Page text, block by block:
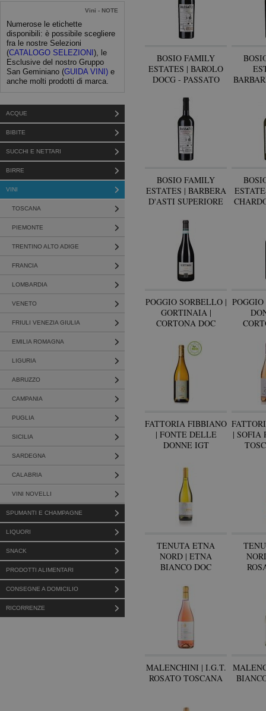
Vini - NOTE
Numerose le etichette
disponibili: è possibile scegliere
fra le nostre Selezioni
(CATALOGO SELEZIONI ), le
Esclusive del nostro Gruppo
San Geminiano (GUIDA VINI) e
anche molti prodotti di marca.
ACQUE
BIBITE
SUCCHI E NETTARI
BIRRE
VINI
TOSCANA
PIEMONTE
TRENTINO ALTO ADIGE
FRANCIA
LOMBARDIA
VENETO
FRIULI VENEZIA GIULIA
EMILIA ROMAGNA
LIGURIA
ABRUZZO
CAMPANIA
PUGLIA
SICILIA
SARDEGNA
CALABRIA
VINI NOVELLI
SPUMANTI E CHAMPAGNE
LIQUORI
SNACK
PRODOTTI ALIMENTARI
CONSEGNE A DOMICILIO
RICORRENZE
BOSIO FAMILY
ESTATES | BAROLO
DOCG - PASSATO
BOSIO FAMILY
ESTATES | BARBERA
D'ASTI SUPERIORE
POGGIO SORBELLO |
GORTINAIA |
CORTONA DOC
FATTORIA FIBBIANO
| FONTE DELLE
DONNE IGT
| SOFIA
TENUTA ETNA
NORD | ETNA
BIANCO DOC
MALENCHINI | I.G.T.
ROSATO TOSCANA